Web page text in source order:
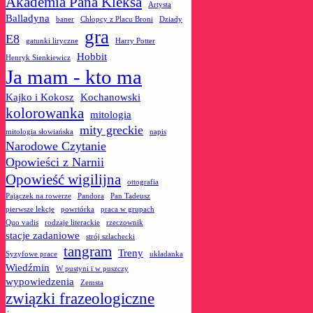
Artysta
Balladyna baner Chłopcy z Placu Broni Dziady
E8 gatunki liryczne gra Harry Potter
Henryk Sienkiewicz Hobbit
Ja mam - kto ma
Kajko i Kokosz Kochanowski
kolorowanka mitologia
mitologia słowiańska mity greckie napis
Narodowe Czytanie
Opowieści z Narnii
Opowieść wigilijna
ottografia
Pajączek na rowerze
Pandora
Pan Tadeusz
pierwsze lekcje
powrtórka
praca w grupach
Quo vadis
rodzaje literackie rzeczownik
stacje zadaniowe strój szlachecki
Syzyfowe prace tangram Treny układanka
Wiedźmin W pustyni i w puszczy
wypowiedzenia Zemsta
związki frazeologiczne